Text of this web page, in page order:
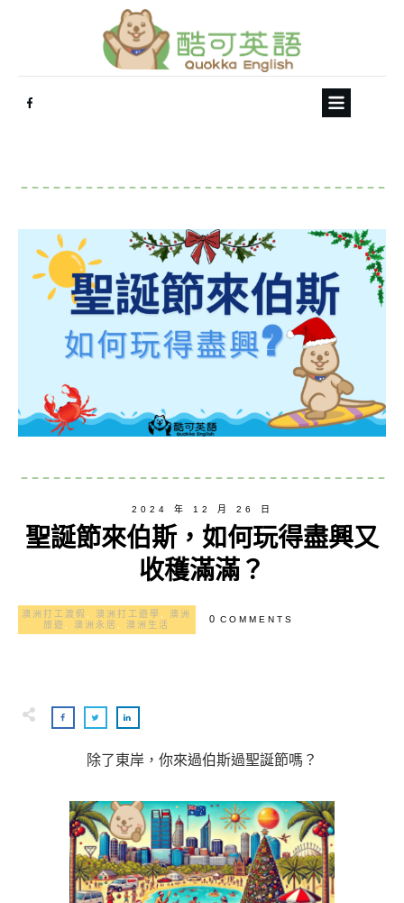
2024 年 12 月 26 日
聖誕節來伯斯，如何玩得盡興又
收穫滿滿？
澳洲打工渡假 ,澳洲打工遊學 ,澳洲
旅遊
,澳洲永居 ,澳洲生活 0 COMMENTS
除了東岸，你來過伯斯過聖誕節嗎？